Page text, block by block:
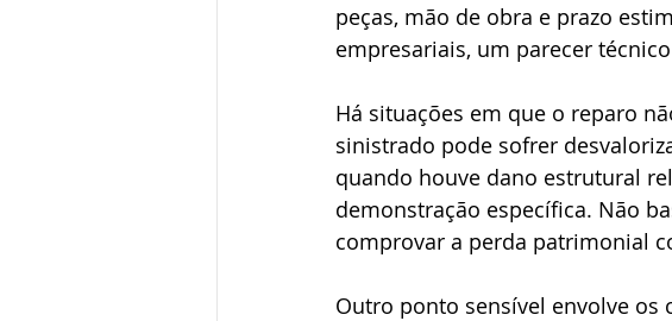
peças, mão de obra e prazo
empresariais, um parecer
Há situações em que o reparo
sinistrado pode sofrer
quando houve dano estrutural
demonstração específica. Não
comprovar a perda patrimonial
Outro ponto sensível envolve os